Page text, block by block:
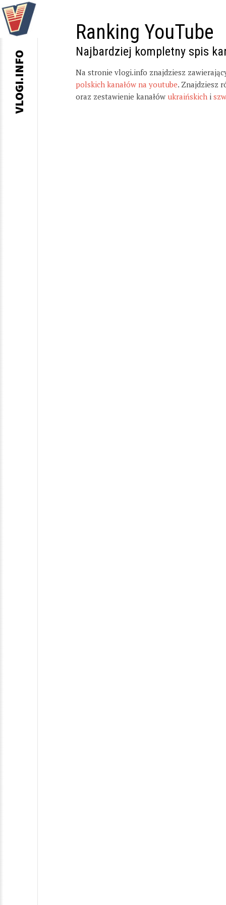
Ranking YouTube
Najbardziej kompletny spis
Na stronie vlogi.info znajdziesz
polskich kanałów na youtube. Znajdziesz
oraz zestawienie kanałów ukraińskich i
VLOGI.INFO